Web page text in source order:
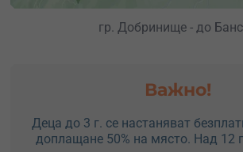
гр. Добринище - до
Важно!
Деца до 3 г. се настаняват
доплащане 50% на място. Над 12